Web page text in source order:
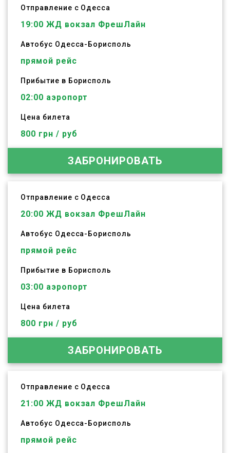
Отправление с Одесса
19:00 ЖД вокзал ФрешЛайн
Автобус Одесса- Борисполь
прямой рейс
Прибытие в Борисполь
02:00 аэропорт
Цена билета
800 грн / руб
ЗАБРОНИРОВАТЬ
Отправление с Одесса
20:00 ЖД вокзал ФрешЛайн
Автобус Одесса- Борисполь
прямой рейс
Прибытие в Борисполь
03:00 аэропорт
Цена билета
800 грн / руб
ЗАБРОНИРОВАТЬ
Отправление с Одесса
21:00 ЖД вокзал ФрешЛайн
Автобус Одесса- Борисполь
прямой рейс